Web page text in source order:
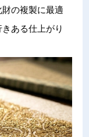
の複製に最適
ある仕上がり